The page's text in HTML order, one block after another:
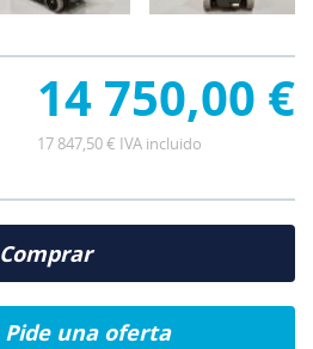
14 750,00 €
17 847,50 € IVA incluido
Comprar
Pide una oferta